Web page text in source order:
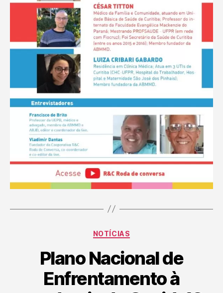
NOTÍCIAS
Plano Nacional de
Enfrentamento à